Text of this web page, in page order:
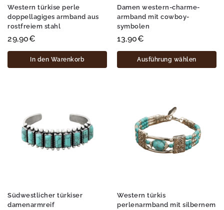
Western türkise perle
doppellagiges armband aus
rostfreiem stahl
29,90€
In den Warenkorb
Damen western-charme-
armband mit cowboy-
symbolen
13,90€
Ausführung wählen
Südwestlicher türkiser
damenarmreif
Western türkis
perlenarmband mit silbernem